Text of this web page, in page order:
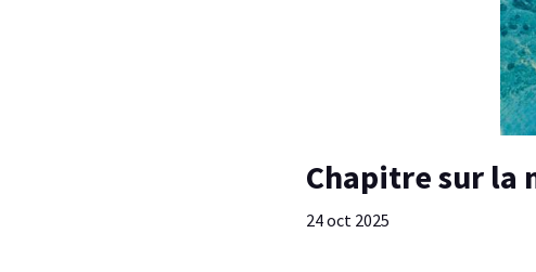
Chapitre sur
24 oct 2025